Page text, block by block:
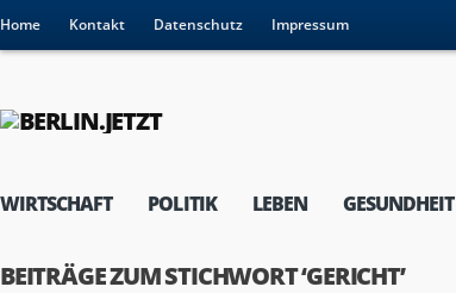
Home Kontakt Datenschutz Impressum
WIRTSCHAFT POLITIK LEBEN GESUNDHEIT
BEITRÄGE ZUM STICHWORT ‘GERICHT’